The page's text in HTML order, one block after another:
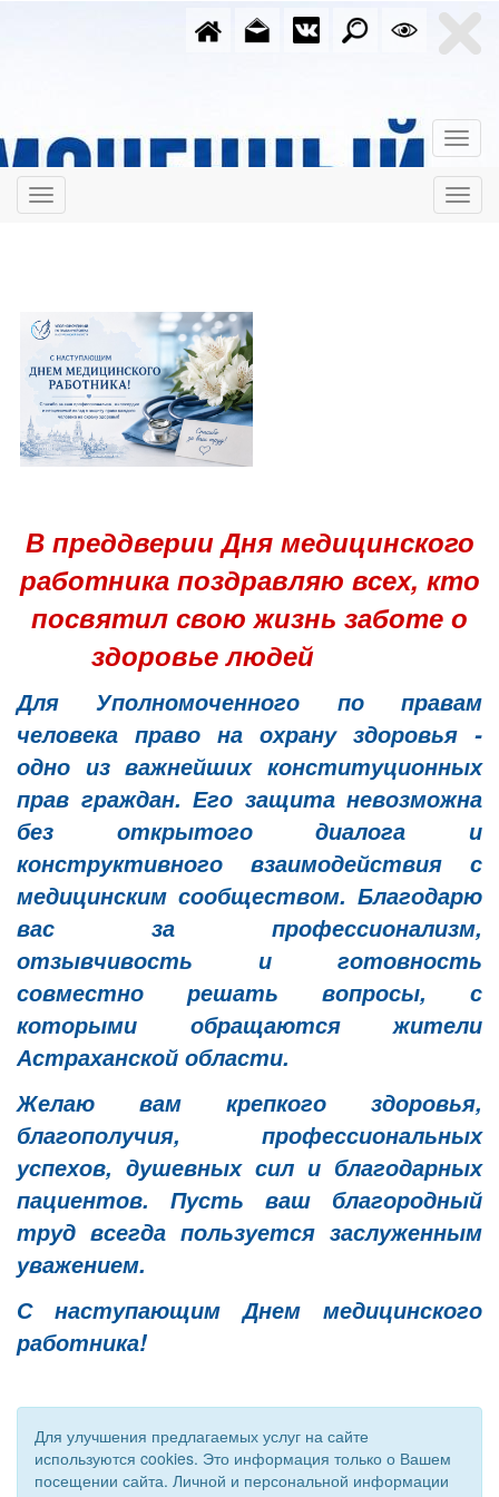
В преддверии Дня медицинского
работника поздравляю всех, кто
посвятил свою жизнь заботе о
здоровье людей
Для Уполномоченного по правам
человека право на охрану здоровья -
одно из важнейших конституционных
прав граждан. Его защита невозможна
без открытого диалога и
конструктивного взаимодействия с
медицинским сообществом. Благодарю
вас за профессионализм,
отзывчивость и готовность
совместно решать вопросы, с
которыми обращаются жители
Астраханской области.
Желаю вам крепкого здоровья,
благополучия, профессиональных
успехов, душевных сил и благодарных
пациентов. Пусть ваш благородный
труд всегда пользуется заслуженным
уважением.
С наступающим Днем медицинского
работника!
Для улучшения предлагаемых услуг на сайте
используются cookies. Это информация только о Вашем
посещении сайта. Личной и персональной информации